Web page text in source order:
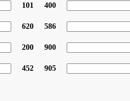
101 400
620 586
200 900
452 905